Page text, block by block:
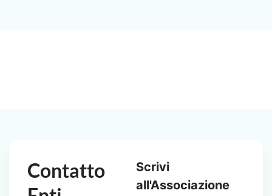
Contatto
Scrivi
all'Associazione